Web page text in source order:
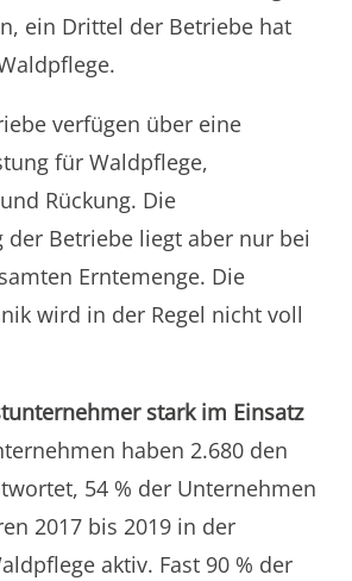
ein Drittel der Betriebe hat
verfügen über eine
für Waldpflege,
Rückung. Die
der Betriebe liegt aber nur bei
Erntemenge. Die
wird in der Regel nicht voll
stark im Einsatz
haben 2.680 den
54 % der Unternehmen
2017 bis 2019 in der
aktiv. Fast 90 % der